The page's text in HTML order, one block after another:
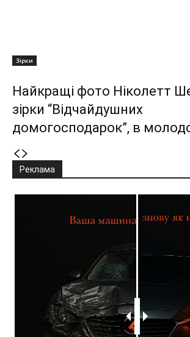
Зірки
Найкращі фото Ніколетт
зірки “Відчайдушних
домогосподарок”, в
Реклама